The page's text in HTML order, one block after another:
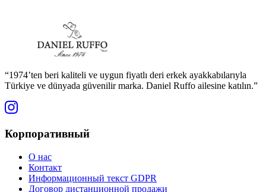
“1974’ten beri kaliteli ve uygun fiyatlı deri erkek ayakkabılarıyla
Türkiye ve dünyada güvenilir marka. Daniel Ruffo ailesine katılın.”
Корпоративный
О нас
Контакт
Информационный текст GDPR
Договор дистанционной продажи